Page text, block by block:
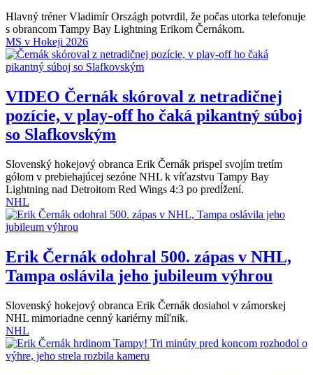
Hlavný tréner Vladimír Országh potvrdil, že počas utorka telefonuje
s obrancom Tampy Bay Lightning Erikom Černákom.
MS v Hokeji 2026
VIDEO Černák skóroval z netradičnej
pozície, v play-off ho čaká pikantný súboj
so Slafkovským
Slovenský hokejový obranca Erik Černák prispel svojím tretím
gólom v prebiehajúcej sezóne NHL k víťazstvu Tampy Bay
Lightning nad Detroitom Red Wings 4:3 po predĺžení.
NHL
Erik Černák odohral 500. zápas v NHL,
Tampa oslávila jeho jubileum výhrou
Slovenský hokejový obranca Erik Černák dosiahol v zámorskej
NHL mimoriadne cenný kariérny míľnik.
NHL